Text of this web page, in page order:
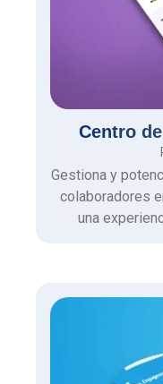
Centro
Gestiona y
colaboradores
una